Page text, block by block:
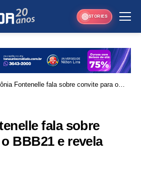
STORIES
Fontenelle fala sobre convite para o
fala sobre
BBB21 e revela